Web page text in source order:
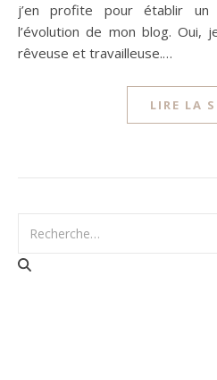
j’en profite pour établir un
l’évolution de mon blog. Oui,
rêveuse et travailleuse.…
LIRE LA